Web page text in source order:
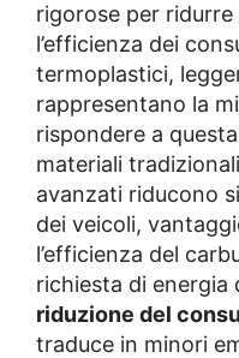
rigorose per
l’efficienza dei
termoplastici,
rappresentano la
rispondere a
materiali
avanzati riducono
dei veicoli,
l’efficienza del
richiesta di energia
riduzione del
traduce in minori